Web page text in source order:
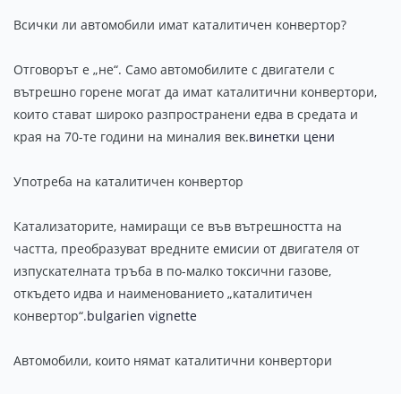
Всички ли автомобили имат каталитичен конвертор?
Отговорът е „не“. Само автомобилите с двигатели с
вътрешно горене могат да имат каталитични конвертори,
които стават широко разпространени едва в средата и
края на 70-те години на миналия век.винетки цени
Употреба на каталитичен конвертор
Катализаторите, намиращи се във вътрешността на
частта, преобразуват вредните емисии от двигателя от
изпускателната тръба в по-малко токсични газове,
откъдето идва и наименованието „каталитичен
конвертор“.bulgarien vignette
Автомобили, които нямат каталитични конвертори